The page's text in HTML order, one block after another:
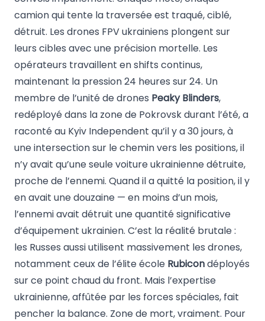
camion qui tente la traversée est traqué, ciblé,
détruit. Les drones FPV ukrainiens plongent sur
leurs cibles avec une précision mortelle. Les
opérateurs travaillent en shifts continus,
maintenant la pression 24 heures sur 24. Un
membre de l’unité de drones Peaky Blinders,
redéployé dans la zone de Pokrovsk durant l’été, a
raconté au Kyiv Independent qu’il y a 30 jours, à
une intersection sur le chemin vers les positions, il
n’y avait qu’une seule voiture ukrainienne détruite,
proche de l’ennemi. Quand il a quitté la position, il y
en avait une douzaine — en moins d’un mois,
l’ennemi avait détruit une quantité significative
d’équipement ukrainien. C’est la réalité brutale :
les Russes aussi utilisent massivement les drones,
notamment ceux de l’élite école Rubicondéployés
sur ce point chaud du front. Mais l’expertise
ukrainienne, affûtée par les forces spéciales, fait
pencher la balance. Zone de mort, vraiment. Pour